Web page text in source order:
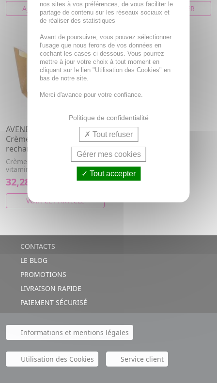
AJOUTER AU PANIER AJOUTER AU PANIER
AVENE Vitamin Activ Cg
Crème intensive éclat 50ml
recharge
Crème intensive éclat à la
vitamine C
32,28€
VOIR CET ARTICLE
CONTACTS
LE BLOG
PROMOTIONS
LIVRAISON RAPIDE
PAIEMENT SÉCURISÉ
Informations et mentions légales
Utilisation des Cookies Service client
nos sites à vos préférences, de vous faciliter le
partage de contenu sur les réseaux sociaux et
de réaliser des statistiques
Avant de poursuivre, vous pouvez sélectionner
l'usage que nous ferons de vos données en
cochant les cases ci-dessous. Vous pourrez
mettre à jour votre choix à tout moment en
cliquant sur le lien "Utilisation des Cookies" en
bas de notre site.
Merci d'avance pour votre confiance.
Politique de confidentialité
Tout refuser
Gérer mes cookies
Tout accepter